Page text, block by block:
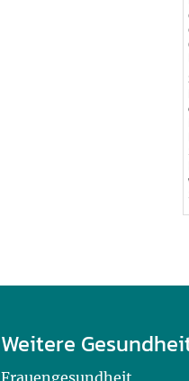
Weitere
Frauengesundheit